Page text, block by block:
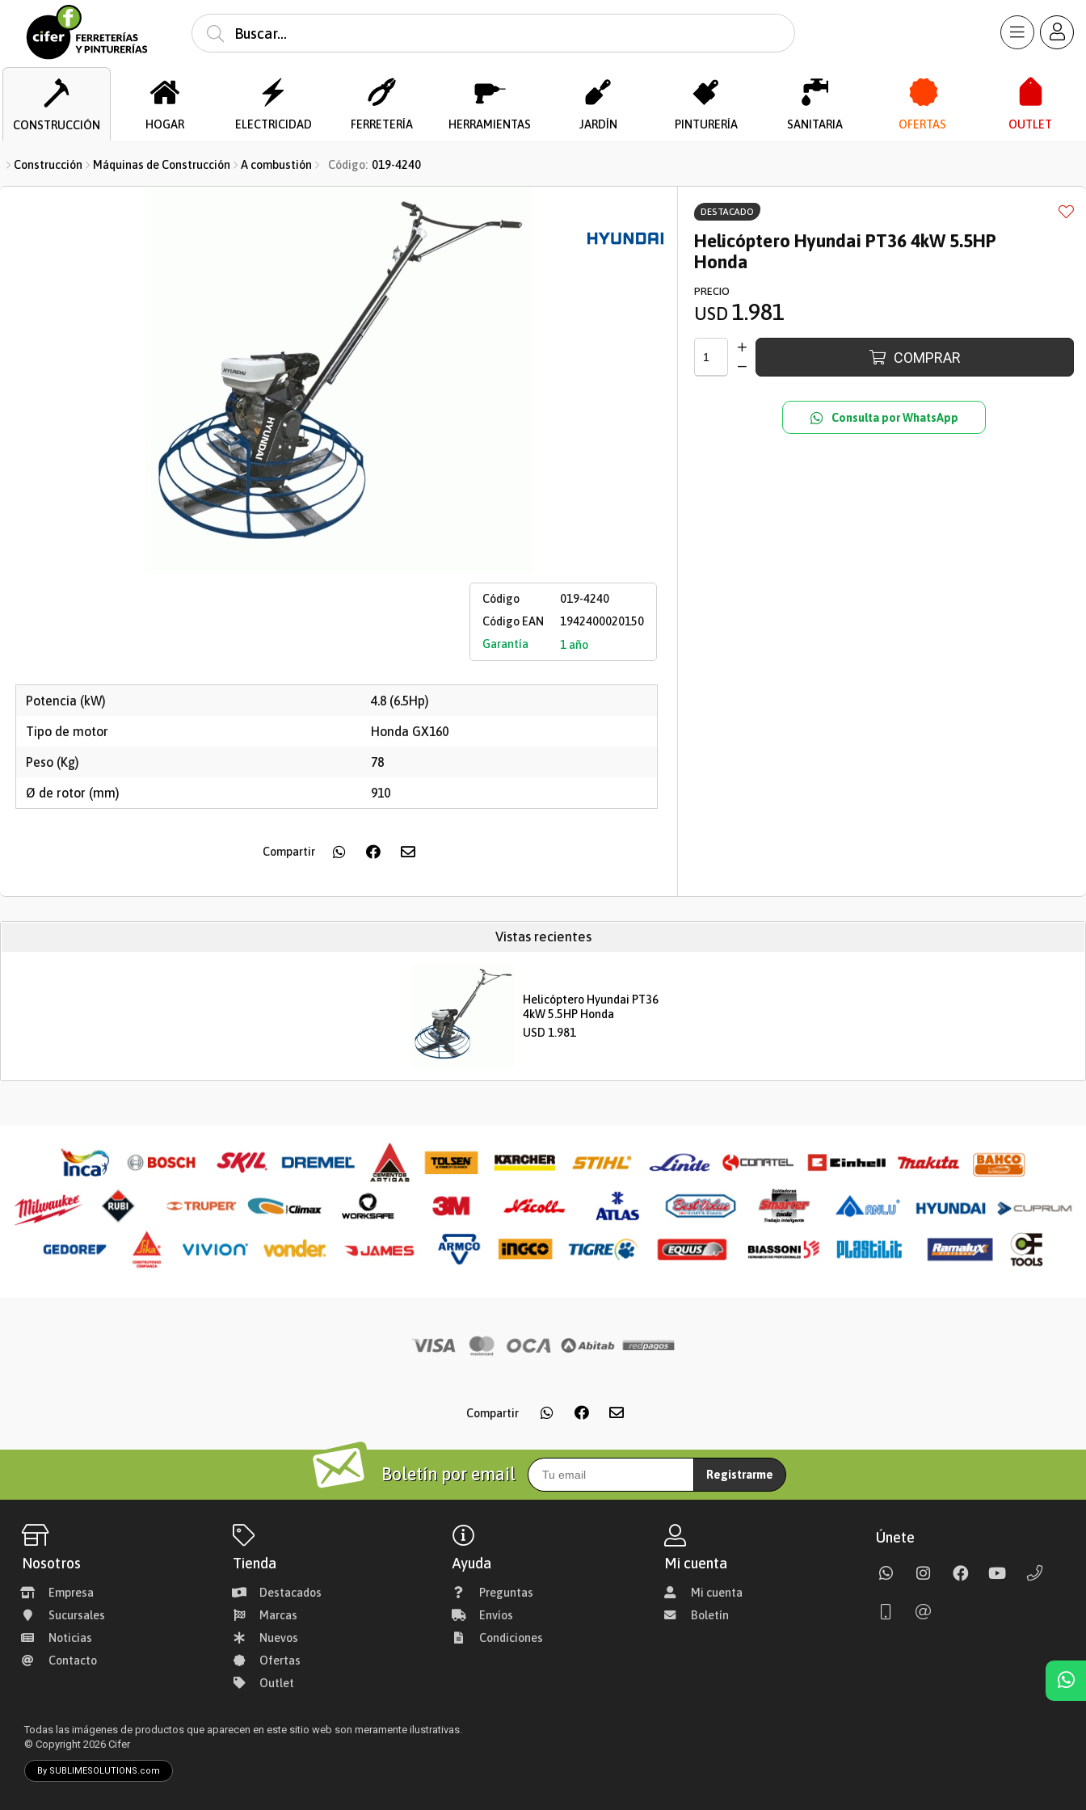
CONSTRUCCIÓN HOGAR ELECTRICIDAD FERRETERÍA HERRAMIENTAS JARDÍN PINTURERÍA SANITARIA OFERTAS OUTLET
Construcción Máquinas de Construcción A combustión Código: 019-4240
Código
019-4240
Código EAN
1942400020150
Garantía
1 año
Potencia (kW) 4.8 (6.5Hp)
Tipo de motor Honda GX160
Peso (Kg) 78
Ø de rotor (mm) 910
Compartir
DESTACADO
Helicóptero Hyundai PT36 4kW 5.5HP
Honda
PRECIO
USD 1.981
COMPRAR
Consulta por WhatsApp
Vistas recientes
Helicóptero Hyundai PT36
4kW 5.5HP Honda
USD 1.981
Compartir
Boletín por email Registrarme
Nosotros
Empresa
Sucursales
Noticias
Contacto
Tienda
Destacados
Marcas
Nuevos
Ofertas
Outlet
Ayuda
Preguntas
Envíos
Condiciones
Mi cuenta
Mi cuenta
Boletín
Únete
Todas las imágenes de productos que aparecen en este sitio web son meramente ilustrativas.
© Copyright 2026 Cifer
By SUBLIMESOLUTIONS.com